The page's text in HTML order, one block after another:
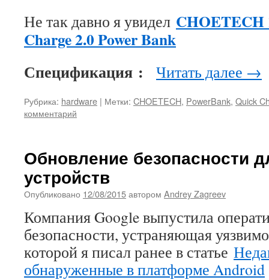
Не так давно я увидел CHOETECH
Charge 2.0 Power Bank
Спецификация :
Читать далее →
Рубрика: hardware | Метки: CHOETECH, PowerBank, Quick
комментарий
Обновление безопасности
устройств
Опубликовано 12/08/2015автором Andrey Zagreev
Компания Google выпустила
безопасности, устраняющая
которой я писал ранее в статье
обнаруженные в платформе Android